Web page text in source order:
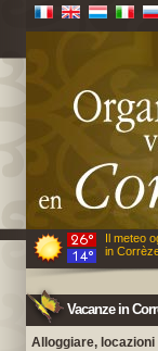
Il meteo
in
Vacanze in
Alloggiare, locazioni